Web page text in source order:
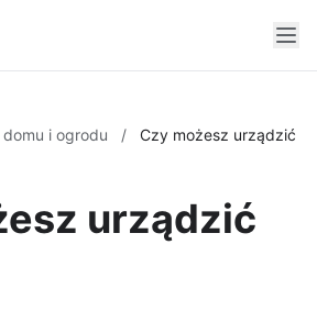
i ogrodu /
Czy możesz urządzić
urządzić